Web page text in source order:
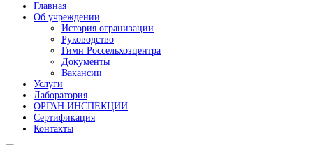
Главная
Об учреждении
История огранизации
Руководство
Гимн Россельхозцентра
Документы
Вакансии
Услуги
Лаборатория
ОРГАН ИНСПЕКЦИИ
Сертификация
Контакты